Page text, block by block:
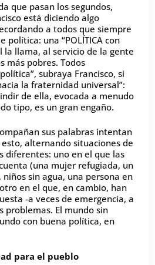
que pasan los segundos,
está diciendo algo
a todos que siempre
política: una “POLÍTICA con
la llama, al servicio de la gente
más pobres. Todos
subraya Francisco, si
la fraternidad universal”:
de ella, evocada a menudo
tipo, es un gran engaño.
sus palabras intentan
alternando situaciones de
diferentes: uno en el que las
(una mujer refugiada, un
sin agua, una persona en
en el que, en cambio, han
-a veces de emergencia, a
problemas. El mundo sin
con buena política, en
para el pueblo